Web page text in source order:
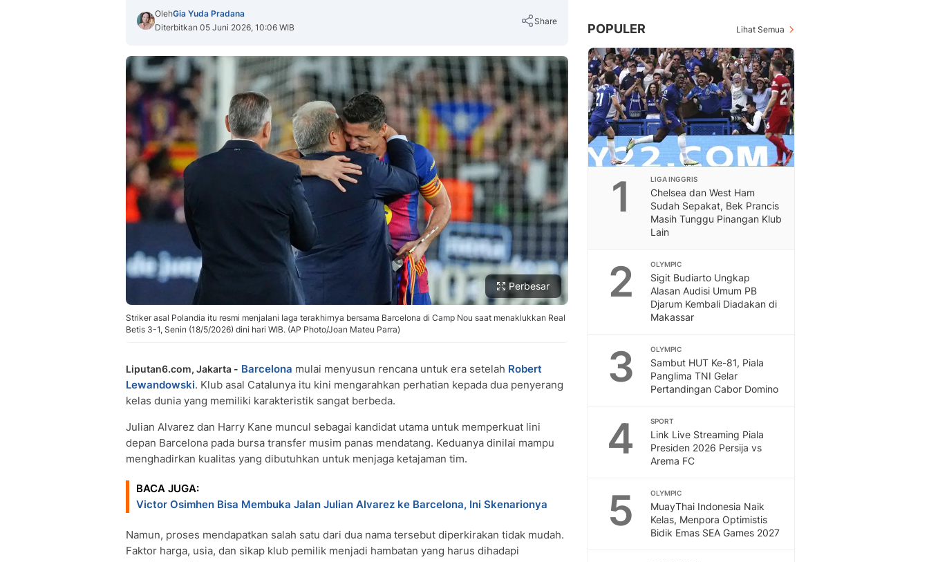
OlehGia Yuda Pradana
Diterbitkan 05 Juni 2026, 10:06 WIB
Share
Copy Link
Perbesar
Striker asal Polandia itu resmi menjalani laga terakhirnya bersama Barcelona di Camp Nou saat menaklukkan Real
Betis 3-1, Senin (18/5/2026) dini hari WIB. (AP Photo/Joan Mateu Parra)
Liputan6.com, Jakarta - Barcelona mulai menyusun rencana untuk era setelah Robert
Lewandowski. Klub asal Catalunya itu kini mengarahkan perhatian kepada dua penyerang
kelas dunia yang memiliki karakteristik sangat berbeda.
Julian Alvarez dan Harry Kane muncul sebagai kandidat utama untuk memperkuat lini
depan Barcelona pada bursa transfer musim panas mendatang. Keduanya dinilai mampu
menghadirkan kualitas yang dibutuhkan untuk menjaga ketajaman tim.
BACA JUGA:
Victor Osimhen Bisa Membuka Jalan Julian Alvarez ke Barcelona, Ini Skenarionya
Namun, proses mendapatkan salah satu dari dua nama tersebut diperkirakan tidak mudah.
Faktor harga, usia, dan sikap klub pemilik menjadi hambatan yang harus dihadapi
POPULER Lihat Semua
1 LIGA INGGRIS
Chelsea dan West Ham
Sudah Sepakat, Bek Prancis
Masih Tunggu Pinangan Klub
Lain
2 OLYMPIC
Sigit Budiarto Ungkap
Alasan Audisi Umum PB
Djarum Kembali Diadakan di
Makassar
3 OLYMPIC
Sambut HUT Ke-81, Piala
Panglima TNI Gelar
Pertandingan Cabor Domino
4 SPORT
Link Live Streaming Piala
Presiden 2026 Persija vs
Arema FC
5 OLYMPIC
MuayThai Indonesia Naik
Kelas, Menpora Optimistis
Bidik Emas SEA Games 2027